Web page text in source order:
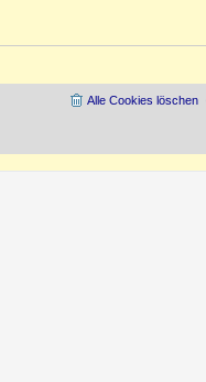
e
e
i
Alle Cookies löschen